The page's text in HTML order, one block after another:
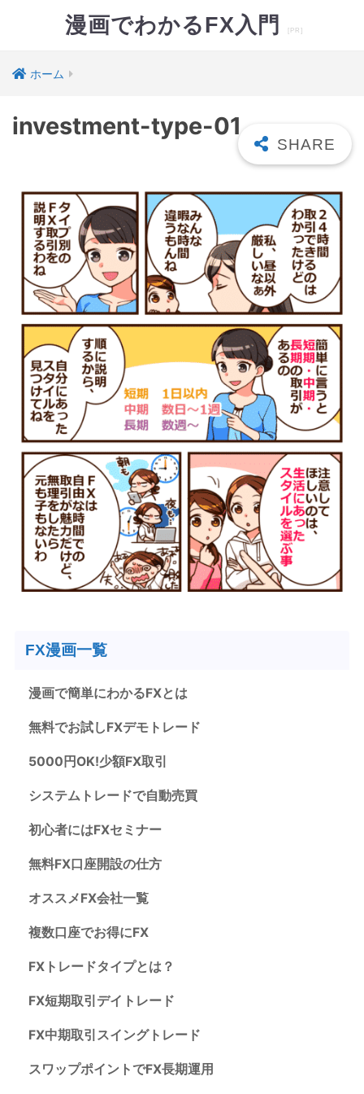
漫画でわかるFX入門
ホーム
investment-type-01
FX漫画一覧
漫画で簡単にわかるFXとは
無料でお試しFXデモトレード
5000円OK!少額FX取引
システムトレードで自動売買
初心者にはFXセミナー
無料FX口座開設の仕方
オススメFX会社一覧
複数口座でお得にFX
FXトレードタイプとは？
FX短期取引デイトレード
FX中期取引スイングトレード
スワップポイントでFX長期運用